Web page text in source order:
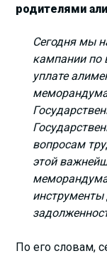
родителями
Сегодня мы
кампании по
уплате
меморандума
вопросам
этой
По его словам,